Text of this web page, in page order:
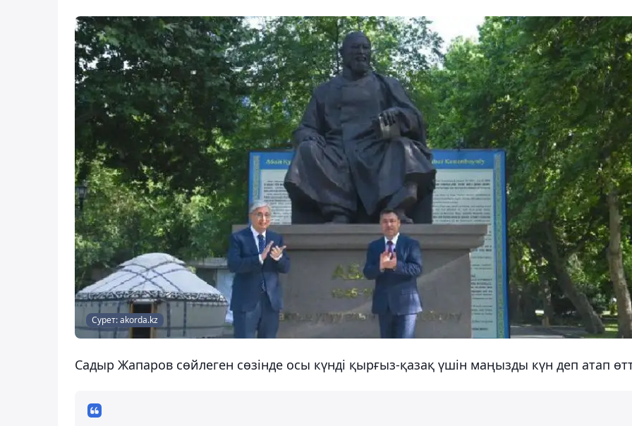
Сурет: akorda.kz
Садыр Жапаров сөйлеген сөзінде осы күнді қырғыз-қазақ үшін маңызды күн деп атап